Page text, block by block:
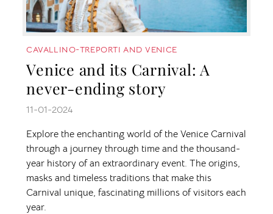
CAVALLINO-TREPORTI AND VENICE
Venice and its Carnival: A
never-ending story
11-01-2024
Explore the enchanting world of the Venice Carnival
through a journey through time and the thousand-
year history of an extraordinary event. The origins,
masks and timeless traditions that make this
Carnival unique, fascinating millions of visitors each
year.